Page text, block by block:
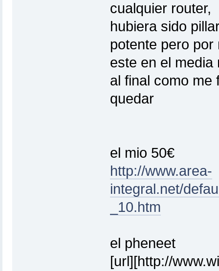
cualquier router,
hubiera sido
potente pero
este en el
al final como me
quedar
el mio 50€
http://www.area-
integral.net/
_10.htm
el pheneet
[url][http://